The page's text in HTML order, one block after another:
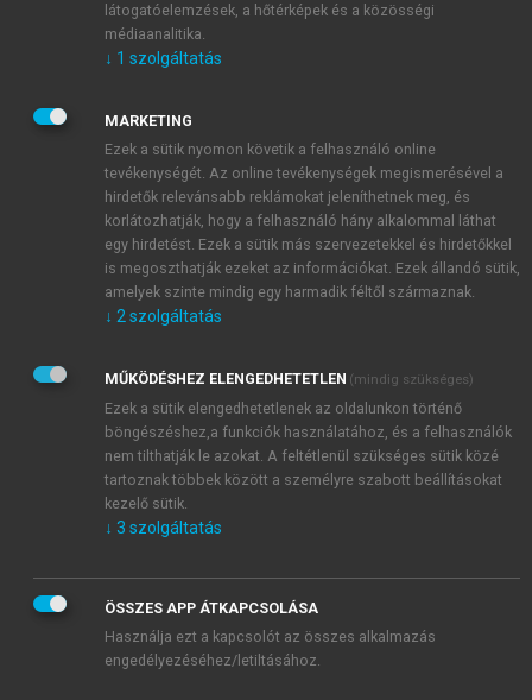
JELSZÓ
JELSZÓ ÚJRA
Kérek értesítést a MeRSZ újdonságairól, akcióiról.
Kérek értesítést az Akadémiai Kiadó Zrt. újdonságairól,
Adatkezelési tájékoztatóbanfoglaltakat tudomásul
veszem és elfogadom.
Általános vásárlási feltételeket, valamint a szotar.netés a
mersz.huoldalak licencszerződéseiben foglaltakat
tudomásul veszem és elfogadom.
KIPRÓBÁLOM
látogatóelemzések, a hőtérképek és a közösségi
médiaanalitika.
↓ 1 szolgáltatás
MARKETING
Ezek a sütik nyomon követik a felhasználó online
tevékenységét. Az online tevékenységek megismerésével a
hirdetők relevánsabb reklámokat jeleníthetnek meg, és
korlátozhatják, hogy a felhasználó hány alkalommal láthat
egy hirdetést. Ezek a sütik más szervezetekkel és hirdetőkkel
is megoszthatják ezeket az információkat. Ezek állandó sütik,
amelyek szinte mindig egy harmadik féltől származnak.
↓ 2 szolgáltatás
MŰKÖDÉSHEZ ELENGEDHETETLEN (mindig szükséges)
Ezek a sütik elengedhetetlenek az oldalunkon történő
böngészéshez,a funkciók használatához, és a felhasználók
nem tilthatják le azokat. A feltétlenül szükséges sütik közé
tartoznak többek között a személyre szabott beállításokat
kezelő sütik.
↓ 3 szolgáltatás
ÖSSZES APP ÁTKAPCSOLÁSA
Használja ezt a kapcsolót az összes alkalmazás
engedélyezéséhez/letiltásához.